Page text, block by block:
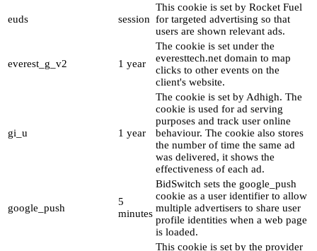
euds session
This cookie is set by Rocket Fuel
for targeted advertising so that
users are shown relevant ads.
everest_g_v2 1 year
The cookie is set under the
everesttech.net domain to map
clicks to other events on the
client's website.
gi_u 1 year
The cookie is set by Adhigh. The
cookie is used for ad serving
purposes and track user online
behaviour. The cookie also stores
the number of time the same ad
was delivered, it shows the
effectiveness of each ad.
google_push
5
minutes
BidSwitch sets the google_push
cookie as a user identifier to allow
multiple advertisers to share user
profile identities when a web page
is loaded.
This cookie is set by the provider